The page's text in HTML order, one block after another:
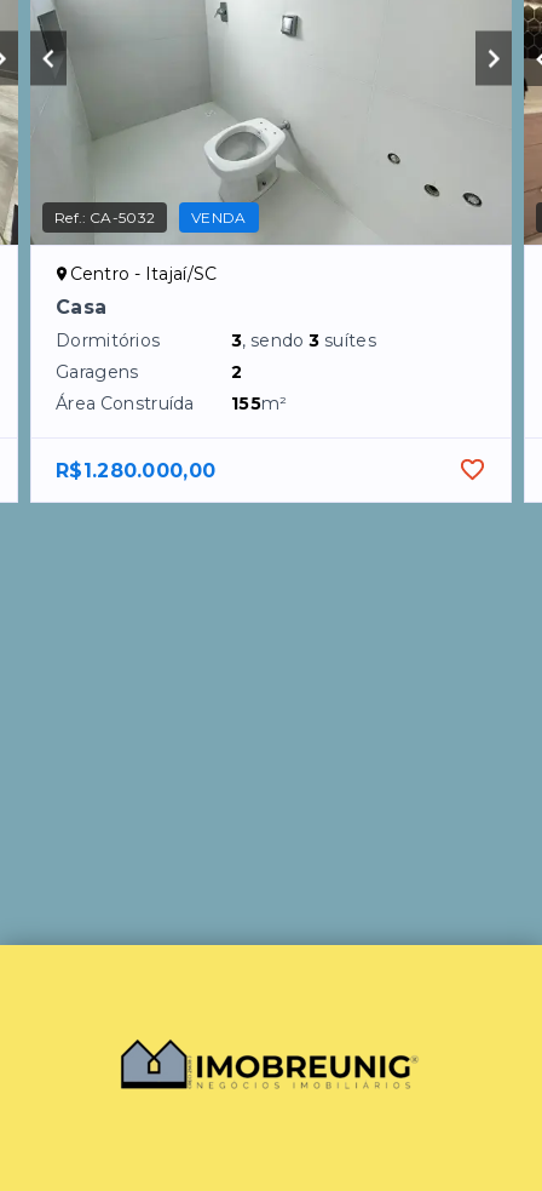
Ref.: CA-5032 VENDA
Centro - Itajaí/SC
Casa
Dormitórios 3, sendo3 suítes
Garagens
2
Área Construída
155m²
R$1.280.000,00